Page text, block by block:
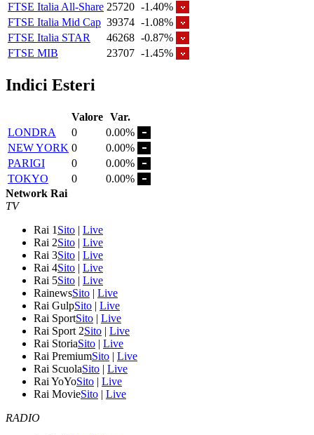
FTSE Italia All-Share 25720 -1.40%
FTSE Italia Mid Cap 39374 -1.08%
FTSE Italia STAR
46268 -0.87%
FTSE MIB
23707 -1.45%
Indici Esteri
Valore Var.
LONDRA
0
0.00%
NEW YORK 0
0.00%
PARIGI
0
0.00%
TOKYO
0
0.00%
Network Rai
TV
Rai 1 Sito | Live
Rai 2Sito | Live
Rai 3Sito | Live
Rai 4Sito | Live
Rai 5Sito | Live
RainewsSito | Live
Rai GulpSito | Live
Rai SportSito | Live
Rai Sport 2Sito | Live
Rai StoriaSito | Live
Rai PremiumSito | Live
Rai ScuolaSito | Live
Rai YoYoSito | Live
Rai MovieSito | Live
RADIO